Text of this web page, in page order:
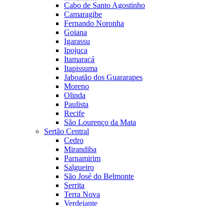
Cabo de Santo Agostinho
Camaragibe
Fernando Noronha
Goiana
Igarassu
Ipojuca
Itamaracá
Itapissuma
Jaboatão dos Guararapes
Moreno
Olinda
Paulista
Recife
São Lourenço da Mata
Sertão Central
Cedro
Mirandiba
Parnamirim
Salgueiro
São José do Belmonte
Serrita
Terra Nova
Verdejante